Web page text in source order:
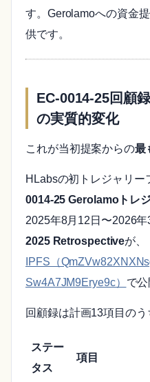
す。Gerolamoへの資金
供です。
EC-0014-25回顧
の実質的変化
これが当初提案からの最
HLabsの初トレジャリー
0014-25 Gerolamoトレ
2025年8月12日〜2026
2025 Retrospectiveが、
IPFS（
Sw4A7JM9Erye9c） で公
回顧録は計画13項目の
ステー
タス
項目